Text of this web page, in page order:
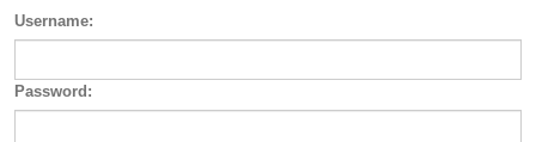
Username:
Password: